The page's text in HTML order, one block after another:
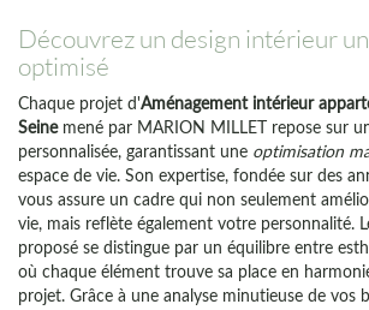
Découvrez un design intérieur
optimisé
Chaque projet d'Aménagement intérieur
Seinemené par MARION MILLET repose sur
personnalisée, garantissant une optimisation
espace de vie. Son expertise, fondée sur des
vous assure un cadre qui non seulement
vie, mais reflète également votre personnalité.
proposé se distingue par un équilibre entre
où chaque élément trouve sa place en
projet. Grâce à une analyse minutieuse de vos